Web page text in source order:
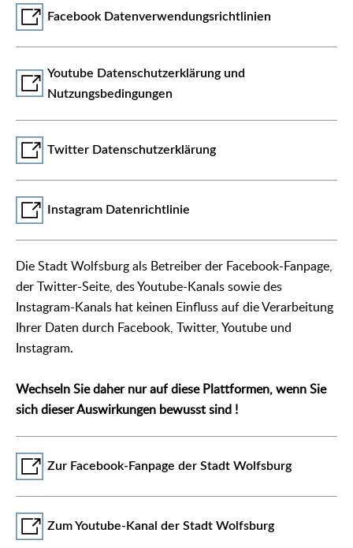
Facebook Datenverwendungsrichtlinien
Youtube Datenschutzerklärung und
Nutzungsbedingungen
Twitter Datenschutzerklärung
Instagram Datenrichtlinie
Die Stadt Wolfsburg als Betreiber der Facebook-Fanpage,
der Twitter-Seite, des Youtube-Kanals sowie des
Instagram-Kanals hat keinen Einfluss auf die Verarbeitung
Ihrer Daten durch Facebook, Twitter, Youtube und
Instagram.
Wechseln Sie daher nur auf diese Plattformen, wenn Sie
sich dieser Auswirkungen bewusst sind !
Zur Facebook-Fanpage der Stadt Wolfsburg
Zum Youtube-Kanal der Stadt Wolfsburg